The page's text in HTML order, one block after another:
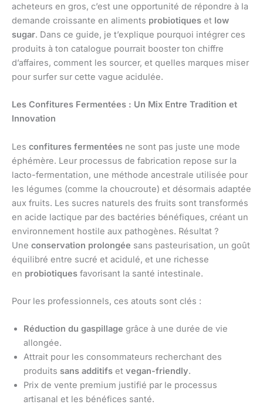
acheteurs en gros, c’est une opportunité de répondre à la
demande croissante en aliments probiotiques et low
sugar. Dans ce guide, je t’explique pourquoi intégrer ces
produits à ton catalogue pourrait booster ton chiffre
d’affaires, comment les sourcer, et quelles marques miser
pour surfer sur cette vague acidulée.
Les Confitures Fermentées : Un Mix Entre Tradition et
Innovation
Les confitures fermentées ne sont pas juste une mode
éphémère. Leur processus de fabrication repose sur la
lacto-fermentation, une méthode ancestrale utilisée pour
les légumes (comme la choucroute) et désormais adaptée
aux fruits. Les sucres naturels des fruits sont transformés
en acide lactique par des bactéries bénéfiques, créant un
environnement hostile aux pathogènes. Résultat ?
Une conservation prolongée sans pasteurisation, un goût
équilibré entre sucré et acidulé, et une richesse
en probiotiques favorisant la santé intestinale.
Pour les professionnels, ces atouts sont clés :
Réduction du gaspillage grâce à une durée de vie
allongée.
Attrait pour les consommateurs recherchant des
produits sans additifs et vegan-friendly.
Prix de vente premium justifié par le processus
artisanal et les bénéfices santé.